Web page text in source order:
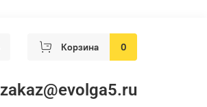
Корзина 0
zakaz@evolga5.ru